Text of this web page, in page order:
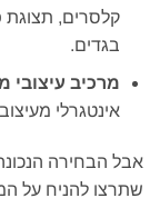
קלסרים, תצוגת
בגדים.
מרכיב עיצובי
אינטגרלי
אבל הבחירה
שתרצו להניח על